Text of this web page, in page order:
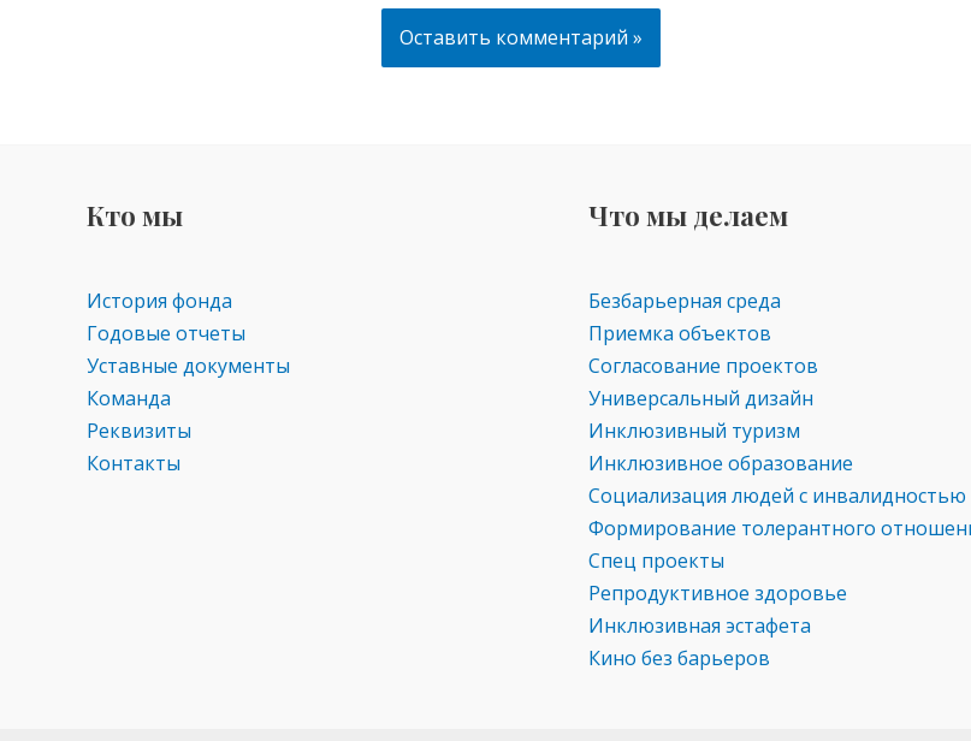
Кто мы
История фонда
Годовые отчеты
Уставные документы
Команда
Реквизиты
Контакты
Что мы делаем
Безбарьерная среда
Приемка объектов
Согласование проектов
Универсальный дизайн
Инклюзивный туризм
Инклюзивное образование
Социализация людей с инвалидностью
Формирование толерантного
Спец проекты
Репродуктивное здоровье
Инклюзивная эстафета
Кино без барьеров